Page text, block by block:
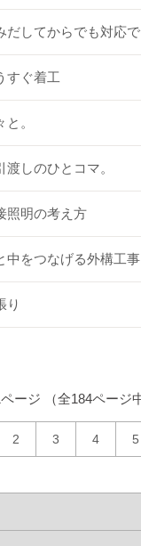
だしてからでも対応で
すぐ着工
と。
渡しのひとコマ。
照明の考え方
中をつなげる外構工事
り
ージ （全184ページ
2 3 4 5